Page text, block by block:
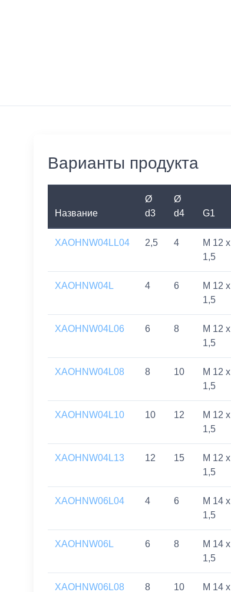
Варианты продукта
Название
Ø
d3
Ø
d4
G1
XAOHNW04LL04 2,5 4
M 12 x
1,5
XAOHNW04L 4 6
M 12 x
1,5
XAOHNW04L06 6 8
M 12 x
1,5
XAOHNW04L08 8 10
M 12 x
1,5
XAOHNW04L10 10 12
M 12 x
1,5
XAOHNW04L13 12 15
M 12 x
1,5
XAOHNW06L04 4 6
M 14 x
1,5
XAOHNW06L 6 8
M 14 x
1,5
XAOHNW06L08 8 10 M 14 x